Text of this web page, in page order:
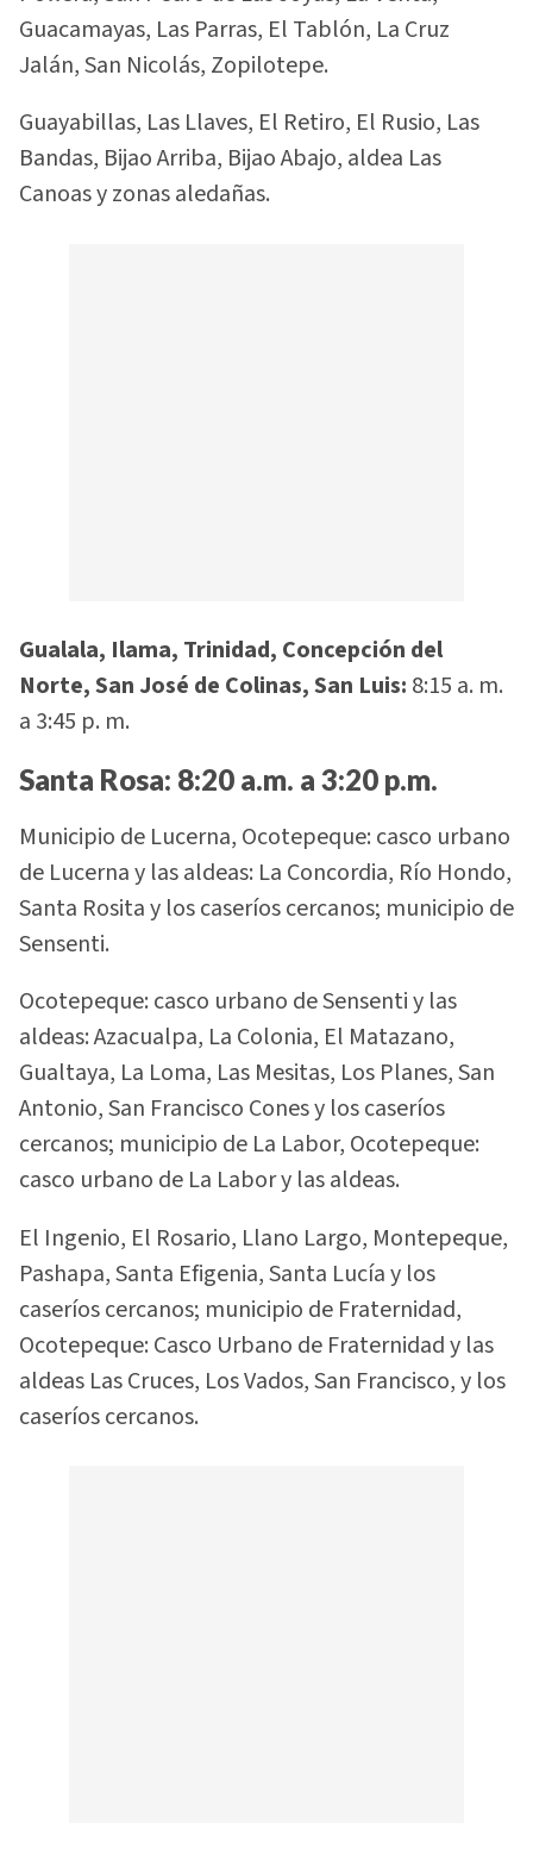
Guacamayas, Las Parras, El Tablón, La Cruz
Jalán, San Nicolás, Zopilotepe.
Guayabillas, Las Llaves, El Retiro, El Rusio, Las
Bandas, Bijao Arriba, Bijao Abajo, aldea Las
Canoas y zonas aledañas.
Gualala, Ilama, Trinidad, Concepción del
Norte, San José de Colinas, San Luis: 8:15 a. m.
a 3:45 p. m.
Santa Rosa: 8:20 a.m. a 3:20 p.m.
Municipio de Lucerna, Ocotepeque: casco urbano
de Lucerna y las aldeas: La Concordia, Río Hondo,
Santa Rosita y los caseríos cercanos; municipio de
Sensenti.
Ocotepeque: casco urbano de Sensenti y las
aldeas: Azacualpa, La Colonia, El Matazano,
Gualtaya, La Loma, Las Mesitas, Los Planes, San
Antonio, San Francisco Cones y los caseríos
cercanos; municipio de La Labor, Ocotepeque:
casco urbano de La Labor y las aldeas.
El Ingenio, El Rosario, Llano Largo, Montepeque,
Pashapa, Santa Efigenia, Santa Lucía y los
caseríos cercanos; municipio de Fraternidad,
Ocotepeque: Casco Urbano de Fraternidad y las
aldeas Las Cruces, Los Vados, San Francisco, y los
caseríos cercanos.